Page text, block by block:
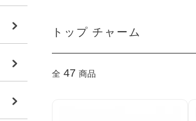
トップ チャーム
全 47 商品